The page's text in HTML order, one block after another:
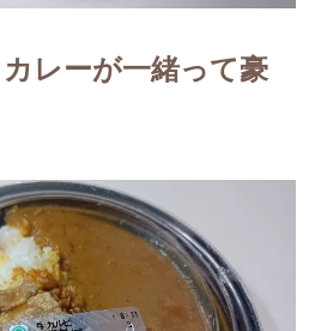
レーが一緒って豪